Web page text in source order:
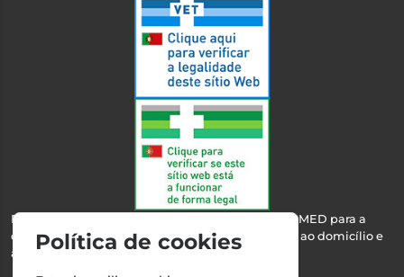
Esta farmácia encontra-se autorizada pelo INFARMED para a
dispensa de medicamentos e produtos de saúde ao domicílio e
através da internet.
Política de cookies